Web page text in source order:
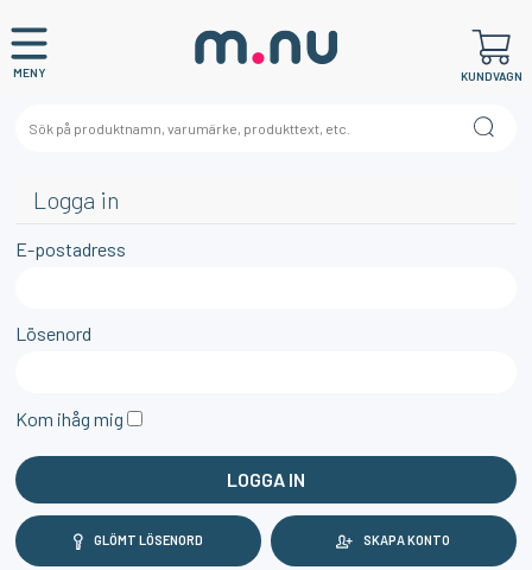
MENY KUNDVAGN
Logga in
E-postadress
Lösenord
Kom ihåg mig
GLÖMT LÖSENORD SKAPA KONTO